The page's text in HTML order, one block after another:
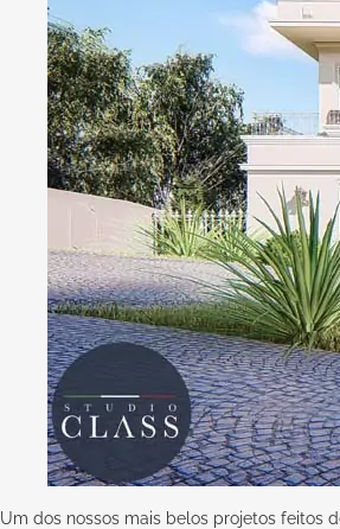
Um dos nossos mais belos projetos feitos